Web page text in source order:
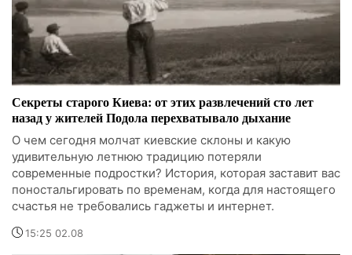
Секреты старого Киева: от этих развлечений сто лет
назад у жителей Подола перехватывало дыхание
О чем сегодня молчат киевские склоны и какую
удивительную летнюю традицию потеряли
современные подростки? История, которая заставит вас
поностальгировать по временам, когда для настоящего
счастья не требовались гаджеты и интернет.
15:25 02.08